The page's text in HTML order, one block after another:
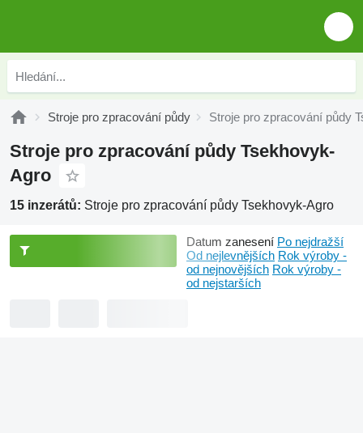
Stroje pro zpracování půdy Stroje pro zpracování půdy
Stroje pro zpracování půdy Tsekhovyk-
Agro
15 inzerátů: Stroje pro zpracování půdy Tsekhovyk-Agro
Datum zanesení Po nejdražší
Od nejlevnějších Rok výroby -
od nejnovějších Rok výroby -
od nejstarších